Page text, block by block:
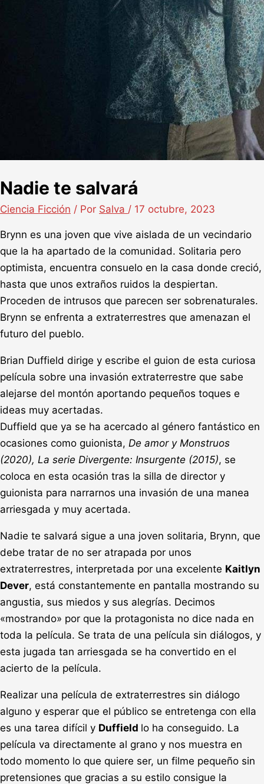
Nadie te salvará
Ciencia Ficción / Por Salva / 17 octubre, 2023
Brynn es una joven que vive aislada de un vecindario
que la ha apartado de la comunidad. Solitaria pero
optimista, encuentra consuelo en la casa donde creció,
hasta que unos extraños ruidos la despiertan.
Proceden de intrusos que parecen ser sobrenaturales.
Brynn se enfrenta a extraterrestres que amenazan el
futuro del pueblo.
Brian Duffield dirige y escribe el guion de esta curiosa
película sobre una invasión extraterrestre que sabe
alejarse del montón aportando pequeños toques e
ideas muy acertadas.
Duffield que ya se ha acercado al género fantástico en
ocasiones como guionista, De amor y Monstruos
(2020), La serie Divergente: Insurgente (2015), se
coloca en esta ocasión tras la silla de director y
guionista para narrarnos una invasión de una manea
arriesgada y muy acertada.
Nadie te salvará sigue a una joven solitaria, Brynn, que
debe tratar de no ser atrapada por unos
extraterrestres, interpretada por una excelente Kaitlyn
Dever, está constantemente en pantalla mostrando su
angustia, sus miedos y sus alegrías. Decimos
«mostrando» por que la protagonista no dice nada en
toda la película. Se trata de una película sin diálogos, y
esta jugada tan arriesgada se ha convertido en el
acierto de la película.
Realizar una película de extraterrestres sin diálogo
alguno y esperar que el público se entretenga con ella
es una tarea difícil y Duffield lo ha conseguido. La
película va directamente al grano y nos muestra en
todo momento lo que quiere ser, un filme pequeño sin
pretensiones que gracias a su estilo consigue la